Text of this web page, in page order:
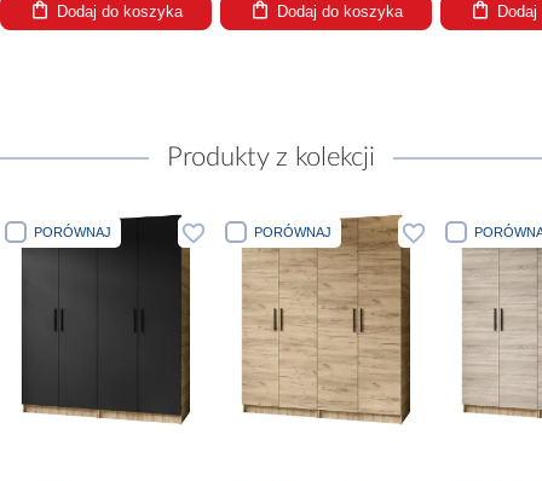
Dodaj do koszyka Dodaj do koszyka
Produkty z kolekcji
PORÓWNAJ PORÓWNAJ